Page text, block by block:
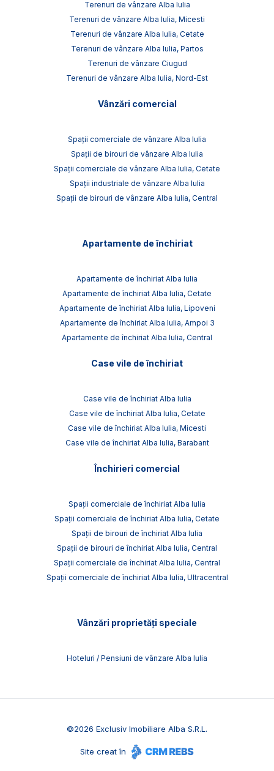
Terenuri de vânzare Alba Iulia
Terenuri de vânzare Alba Iulia, Micesti
Terenuri de vânzare Alba Iulia, Cetate
Terenuri de vânzare Alba Iulia, Partos
Terenuri de vânzare Ciugud
Terenuri de vânzare Alba Iulia, Nord-Est
Vânzări comercial
Spații comerciale de vânzare Alba Iulia
Spații de birouri de vânzare Alba Iulia
Spații comerciale de vânzare Alba Iulia, Cetate
Spații industriale de vânzare Alba Iulia
Spații de birouri de vânzare Alba Iulia, Central
Apartamente de închiriat
Apartamente de închiriat Alba Iulia
Apartamente de închiriat Alba Iulia, Cetate
Apartamente de închiriat Alba Iulia, Lipoveni
Apartamente de închiriat Alba Iulia, Ampoi 3
Apartamente de închiriat Alba Iulia, Central
Case vile de închiriat
Case vile de închiriat Alba Iulia
Case vile de închiriat Alba Iulia, Cetate
Case vile de închiriat Alba Iulia, Micesti
Case vile de închiriat Alba Iulia, Barabant
Închirieri comercial
Spații comerciale de închiriat Alba Iulia
Spații comerciale de închiriat Alba Iulia, Cetate
Spații de birouri de închiriat Alba Iulia
Spații de birouri de închiriat Alba Iulia, Central
Spații comerciale de închiriat Alba Iulia, Central
Spații comerciale de închiriat Alba Iulia, Ultracentral
Vânzări proprietăți speciale
Hoteluri / Pensiuni de vânzare Alba Iulia
©2026 Exclusiv Imobiliare Alba S.R.L.
Site creat în